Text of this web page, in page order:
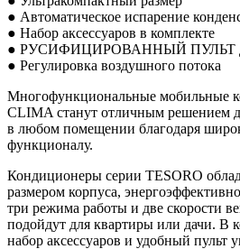
● Автоматическое испарение
● Набор аксессуаров в комплекте
● РУСИФИЦИРОВАННЫЙ ПУЛЬТ
● Регулировка воздушного потока
Многофункциональные мобильные
CLIMA станут отличным решением
в любом помещении благодаря
функционалу.
Кондиционеры серии TESORO
размером корпуса,
три режима работы и две скорости
подойдут для квартиры или дачи. В
набор аксессуаров и удобный пульт